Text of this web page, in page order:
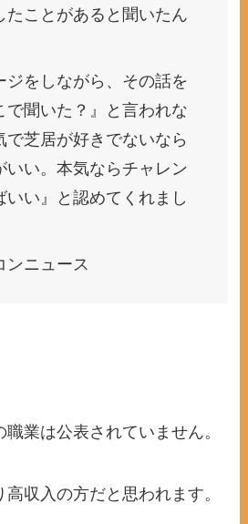
たことがあると聞いたん
ジをしながら、その話を
で聞いた？』と言われな
で芝居が好きでないなら
いい。本気ならチャレン
いい』と認めてくれまし
ンニュース
業は公表されていません。
収入の方だと思われます。